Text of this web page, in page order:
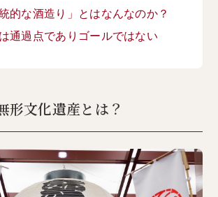
統的な酒造り」とはなんなのか？
通過点でありゴールではない
形文化遺産とは？